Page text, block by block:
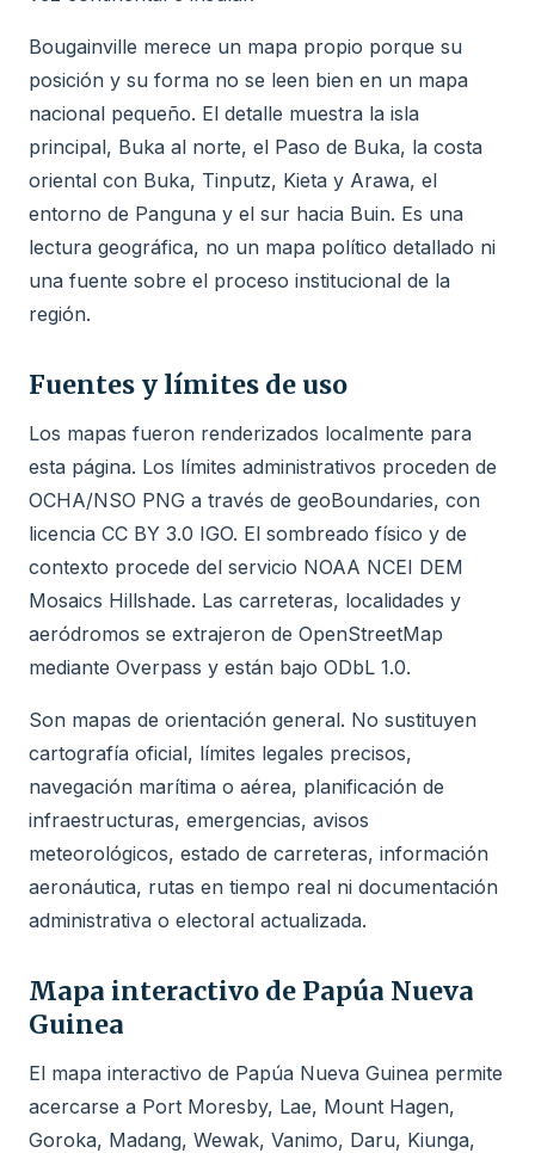
Bougainville merece un mapa propio porque su
posición y su forma no se leen bien en un mapa
nacional pequeño. El detalle muestra la isla
principal, Buka al norte, el Paso de Buka, la costa
oriental con Buka, Tinputz, Kieta y Arawa, el
entorno de Panguna y el sur hacia Buin. Es una
lectura geográfica, no un mapa político detallado ni
una fuente sobre el proceso institucional de la
región.
Fuentes y límites de uso
Los mapas fueron renderizados localmente para
esta página. Los límites administrativos proceden de
OCHA/NSO PNG a través de geoBoundaries, con
licencia CC BY 3.0 IGO. El sombreado físico y de
contexto procede del servicio NOAA NCEI DEM
Mosaics Hillshade. Las carreteras, localidades y
aeródromos se extrajeron de OpenStreetMap
mediante Overpass y están bajo ODbL 1.0.
Son mapas de orientación general. No sustituyen
cartografía oficial, límites legales precisos,
navegación marítima o aérea, planificación de
infraestructuras, emergencias, avisos
meteorológicos, estado de carreteras, información
aeronáutica, rutas en tiempo real ni documentación
administrativa o electoral actualizada.
Mapa interactivo de Papúa Nueva
Guinea
El mapa interactivo de Papúa Nueva Guinea permite
acercarse a Port Moresby, Lae, Mount Hagen,
Goroka, Madang, Wewak, Vanimo, Daru, Kiunga,